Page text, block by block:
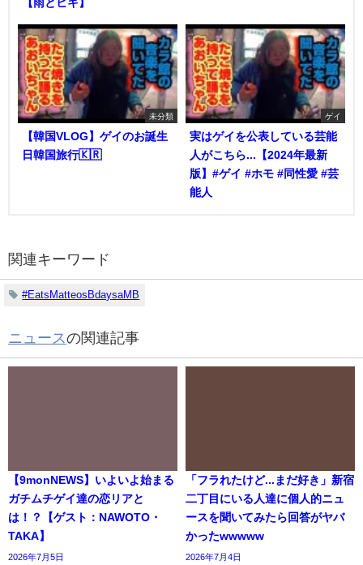
【雨とヒキ】
未分類
【韓国VLOG】ゲイのお誕生
日韓国旅行🇰🇷
ゲイ
実はゲイを公表している芸能
人がこちら...【2024年最新
版】#ゲイ #ホモ #同性愛 #芸
能人
関連キーワード
#EatsMatteosBdaysaMB
ニュース の関連記事
【9monNEWS】いよいよ始まる
ガチムチゲイ達の恋リアと
は！？【ゲスト：NAWOTO・
TAKA】
2026年7月5日
「フラれたけど...まだ好き」新宿
二丁目にいる人達に個人的ニュ
ースを聞いてみたら回答がヤバ
かったwwwww
2026年7月4日